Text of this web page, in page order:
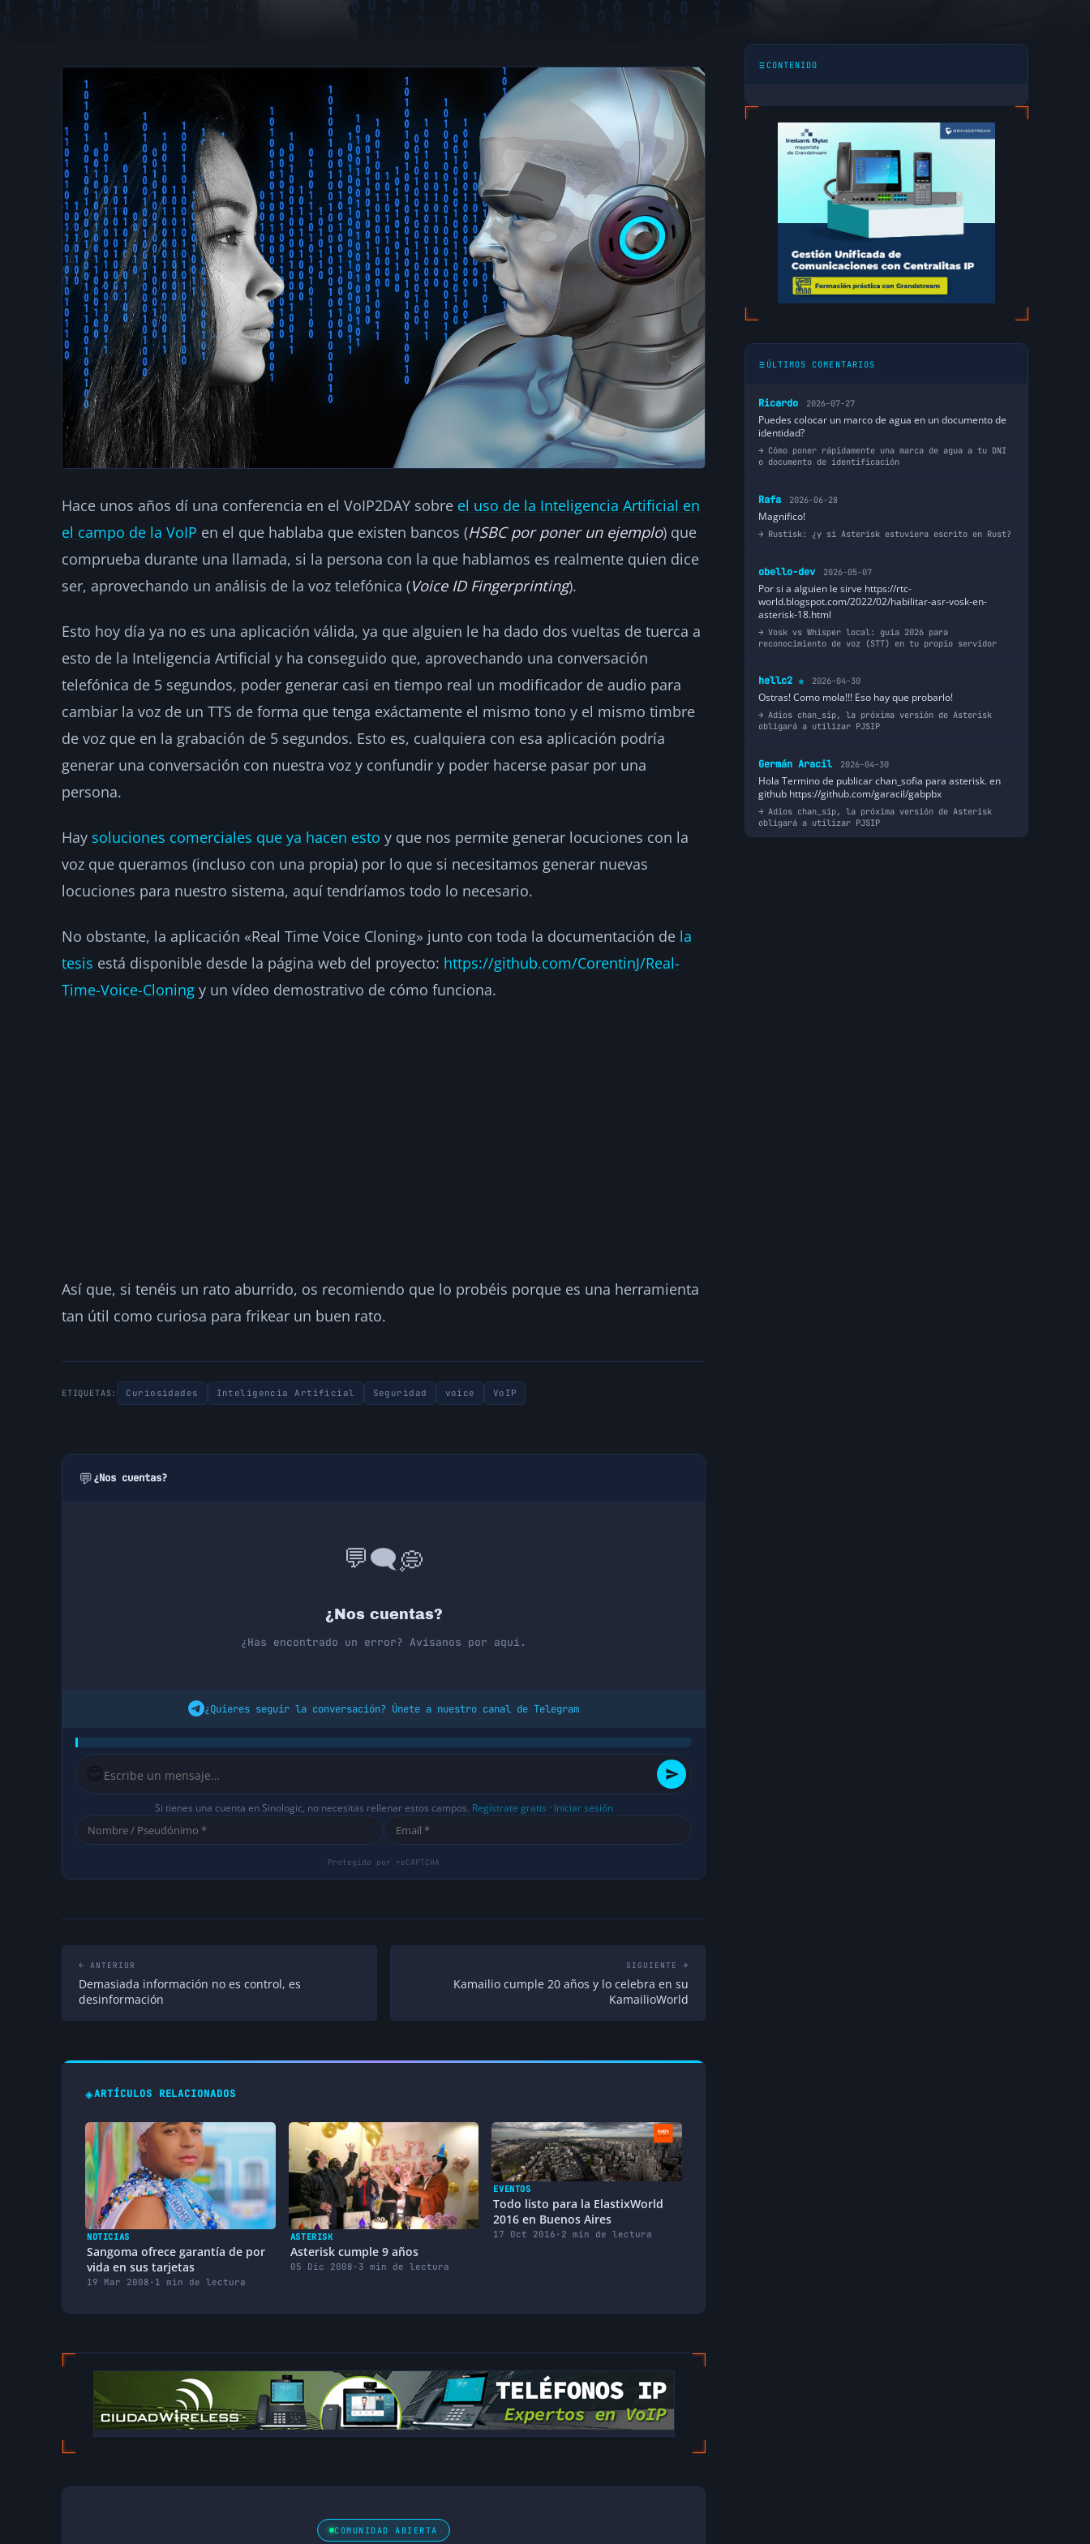
Por qué la voz humana ya no sirve para
identificar a alguien
PRODUCTOS Y REVIEWS · 2021-08-02 2 min de lectura· Por hellc2
Hace unos años dí una conferencia en el VoIP2DAY sobre el uso de la Inteligencia Artificial en
el campo de la VoIP en el que hablaba que existen bancos (HSBC por poner un ejemplo) que
comprueba durante una llamada, si la persona con la que hablamos es realmente quien dice
ser, aprovechando un análisis de la voz telefónica (Voice ID Fingerprinting).
Esto hoy día ya no es una aplicación válida, ya que alguien le ha dado dos vueltas de tuerca a
esto de la Inteligencia Artificial y ha conseguido que, aprovechando una conversación
telefónica de 5 segundos, poder generar casi en tiempo real un modificador de audio para
cambiar la voz de un TTS de forma que tenga exáctamente el mismo tono y el mismo timbre
de voz que en la grabación de 5 segundos. Esto es, cualquiera con esa aplicación podría
generar una conversación con nuestra voz y confundir y poder hacerse pasar por una
persona.
Hay soluciones comerciales que ya hacen esto y que nos permite generar locuciones con la
voz que queramos (incluso con una propia) por lo que si necesitamos generar nuevas
locuciones para nuestro sistema, aquí tendríamos todo lo necesario.
No obstante, la aplicación «Real Time Voice Cloning» junto con toda la documentación de la
tesis está disponible desde la página web del proyecto: https://github.com/CorentinJ/Real-
Time-Voice-Cloning y un vídeo demostrativo de cómo funciona.
Así que, si tenéis un rato aburrido, os recomiendo que lo probéis porque es una herramienta
tan útil como curiosa para frikear un buen rato.
ETIQUETAS: Curiosidades Inteligencia Artificial Seguridad voice VoIP
💬¿Nos cuentas?
💬🗨️💭
¿Nos cuentas?
¿Has encontrado un error? Avísanos por aquí.
¿Quieres seguir la conversación? Únete a nuestro canal de Telegram
😊
Si tienes una cuenta en Sinologic, no necesitas rellenar estos campos. Regístrate gratis · Iniciar sesión
← ANTERIOR
Demasiada información no es control, es
desinformación
SIGUIENTE →
Kamailio cumple 20 años y lo celebra en su
KamailioWorld
◈ARTÍCULOS RELACIONADOS
NOTICIAS
Sangoma ofrece garantía de por
vida en sus tarjetas
19 Mar 2008 · 1 min de lectura
ASTERISK
Asterisk cumple 9 años
05 Dic 2008 · 3 min de lectura
EVENTOS
Todo listo para la ElastixWorld
2016 en Buenos Aires
17 Oct 2016 · 2 min de lectura
COMUNIDAD ABIERTA
CONTENIDO
ÚLTIMOS COMENTARIOS
Ricardo 2026-07-27
Puedes colocar un marco de agua en un documento de
identidad?
Cómo poner rápidamente una marca de agua a tu DNI
o documento de identificación
Rafa 2026-06-28
Magnifico!
Rustisk: ¿y si Asterisk estuviera escrito en Rust?
obello-dev 2026-05-07
Por si a alguien le sirve https://rtc-
world.blogspot.com/2022/02/habilitar-asr-vosk-en-
asterisk-18.html
Vosk vs Whisper local: guía 2026 para
reconocimiento de voz (STT) en tu propio servidor
hellc2 ⭐ 2026-04-30
Ostras! Como mola!!! Eso hay que probarlo!
Adios chan_sip, la próxima versión de Asterisk
obligará a utilizar PJSIP
Germán Aracil 2026-04-30
Hola Termino de publicar chan_sofia para asterisk. en
github https://github.com/garacil/gabpbx
Adios chan_sip, la próxima versión de Asterisk
obligará a utilizar PJSIP